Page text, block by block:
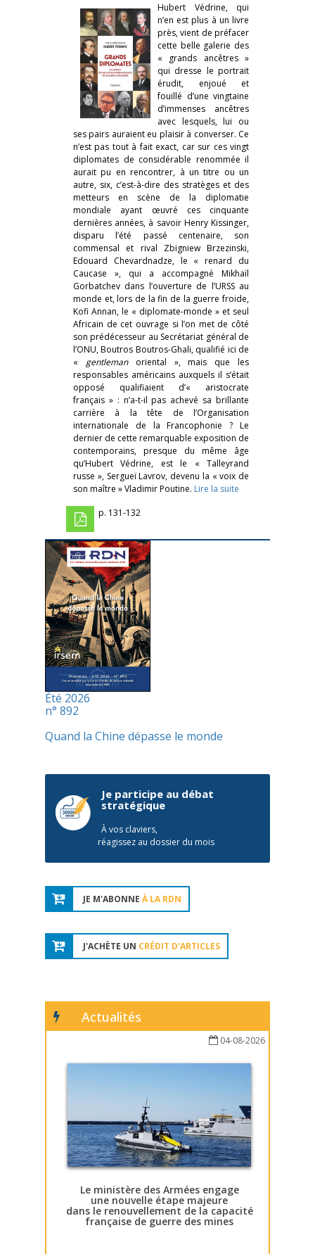
Hubert Védrine, qui
n’en est plus à un livre
près, vient de préfacer
cette belle galerie des
« grands ancêtres »
qui dresse le portrait
érudit, enjoué et
fouillé d’une vingtaine
d’immenses ancêtres
avec lesquels, lui ou
ses pairs auraient eu plaisir à converser. Ce
n’est pas tout à fait exact, car sur ces vingt
diplomates de considérable renommée il
aurait pu en rencontrer, à un titre ou un
autre, six, c’est-à-dire des stratèges et des
metteurs en scène de la diplomatie
mondiale ayant œuvré ces cinquante
dernières années, à savoir Henry Kissinger,
disparu l’été passé centenaire, son
commensal et rival Zbigniew Brzezinski,
Edouard Chevardnadze, le « renard du
Caucase », qui a accompagné Mikhaïl
Gorbatchev dans l’ouverture de l’URSS au
monde et, lors de la fin de la guerre froide,
Kofi Annan, le « diplomate-monde » et seul
Africain de cet ouvrage si l’on met de côté
son prédécesseur au Secrétariat général de
l’ONU, Boutros Boutros-Ghali, qualifié ici de
« gentlemanoriental », mais que les
responsables américains auxquels il s’était
opposé qualifiaient d’« aristocrate
français » : n’a-t-il pas achevé sa brillante
carrière à la tête de l’Organisation
internationale de la Francophonie ? Le
dernier de cette remarquable exposition de
contemporains, presque du même âge
qu’Hubert Védrine, est le « Talleyrand
russe », Sergueï Lavrov, devenu la « voix de
son maître » Vladimir Poutine. Lire la suite
p. 131-132
Été 2026
n° 892
Quand la Chine dépasse le monde
Je participe au débat
stratégique
À vos claviers,
réagissez au dossier du mois
JE M'ABONNE À LA RDN
J'ACHÈTE UN CRÉDIT D'ARTICLES
Actualités
04-08-2026
Le ministère des Armées engage
une nouvelle étape majeure
dans le renouvellement de la capacité
française de guerre des mines